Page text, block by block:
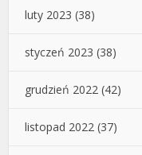
luty 2023 (38)
styczeń 2023 (38)
grudzień 2022 (42)
listopad 2022 (37)